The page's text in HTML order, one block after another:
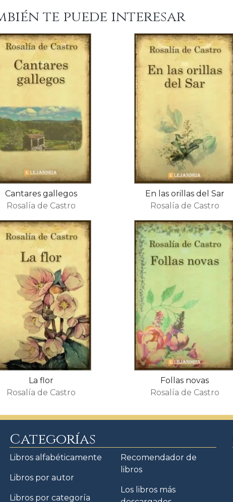
te puede interesar
Cantares gallegos
Rosalía de Castro
En las orillas del Sar
Rosalía de Castro
La flor
Rosalía de Castro
Follas novas
Rosalía de Castro
Categorías
Libros alfabéticamente
Libros por autor
Libros por categoría
Recomendador de
libros
Los libros más